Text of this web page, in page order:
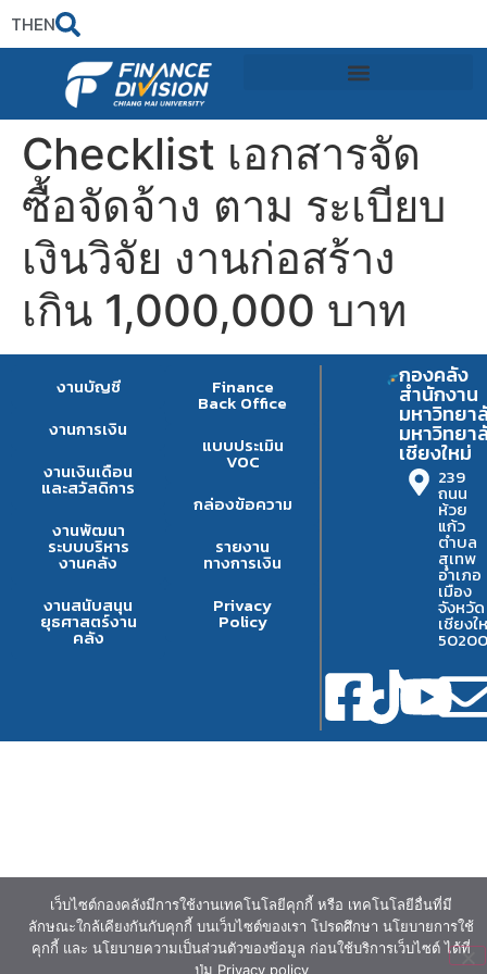
THEN
Checklist เอกสารจัด
ซื้อจัดจ้าง ตาม ระเบียบ
เงินวิจัย งานก่อสร้าง
เกิน 1,000,000 บาท
งานบัญชี
งานการเงิน
งานเงินเดือน
และสวัสดิการ
งานพัฒนา
ระบบบริหาร
งานคลัง
งานสนับสนุน
ยุธศาสตร์งาน
คลัง
Finance
Back Office
แบบประเมิน
VOC
กล่องข้อความ
รายงาน
ทางการเงิน
Privacy
Policy
กองคลัง
สำนักงาน
มหาวิทยา
มหาวิทยา
เชียงใหม่
239
ถนน
ห้วย
แก้ว
ตำบล
สุเทพ
อำเภอ
เมือง
จังหวัด
เชียงใ
50200
เว็บไซต์กองคลังมีการใช้งานเทคโนโลยีคุกกี้ หรือ เทคโนโลยีอื่นที่มี
ลักษณะใกล้เคียงกันกับคุกกี้ บนเว็บไซต์ของเรา โปรดศึกษา นโยบายการใช้
คุกกี้ และ นโยบายความเป็นส่วนตัวของข้อมูล ก่อนใช้บริการเว็บไซต์ ได้ที่
ปุ่ม Privacy policy